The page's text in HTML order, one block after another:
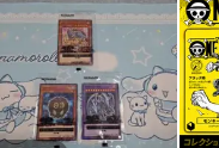
ン3